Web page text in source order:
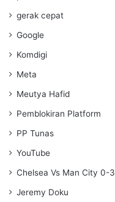
gerak cepat
Google
Komdigi
Meta
Meutya Hafid
Pemblokiran Platform
PP Tunas
YouTube
Chelsea Vs Man City 0-3
Jeremy Doku